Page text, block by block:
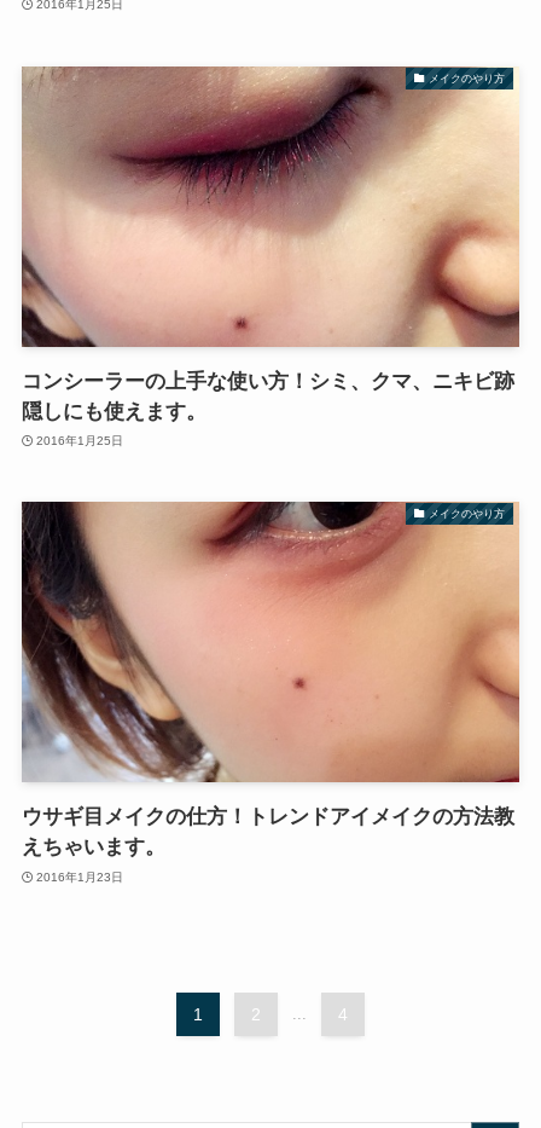
2016年1月25日
メイクのやり方
コンシーラーの上手な使い方！シミ、クマ、ニキビ跡
隠しにも使えます。
2016年1月25日
メイクのやり方
ウサギ目メイクの仕方！トレンドアイメイクの方法教
えちゃいます。
2016年1月23日
1 2 ... 4